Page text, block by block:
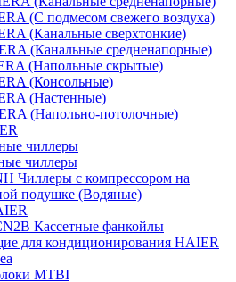
(С подмесом свежего воздуха)
(Канальные сверхтонкие)
(Канальные средненапорные)
(Напольные скрытые)
(Консольные)
(Настенные)
(Напольно-потолочные)
чиллеры
чиллеры
Чиллеры с компрессором на
подушке (Водяные)
Кассетные фанкойлы
для кондиционирования HAIER
MTBI